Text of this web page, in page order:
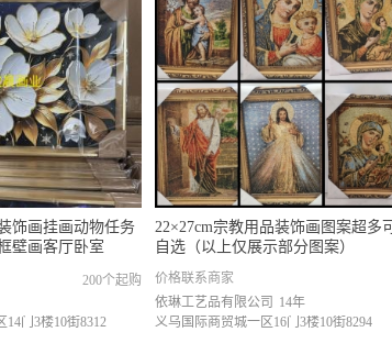
饰画挂画动物任务
壁画客厅卧室
200个起购
门3楼10街8312
22×27cm宗教用品装饰画图案超多可
自选（以上仅展示部分图案）
价格联系商家
依琳工艺品有限公司
14年
义乌国际商贸城一区16门3楼10街8294